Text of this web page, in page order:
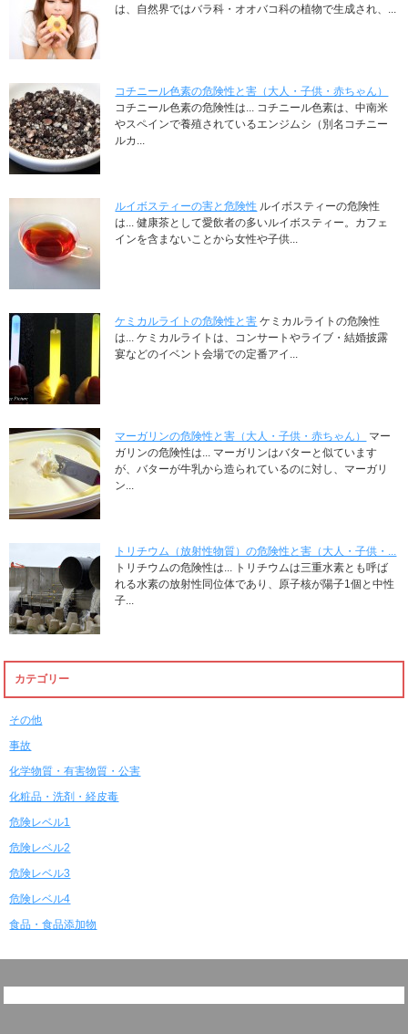
は、自然界ではバラ科・オオバコ科の植物で生成され、...
コチニール色素の危険性と害（大人・子供・赤ちゃん）
コチニール色素の危険性は... コチニール色素は、中南米
やスペインで養殖されているエンジムシ（別名コチニー
ルカ...
ルイボスティーの害と危険性 ルイボスティーの危険性
は... 健康茶として愛飲者の多いルイボスティー。カフェ
インを含まないことから女性や子供...
ケミカルライトの危険性と害 ケミカルライトの危険性
は... ケミカルライトは、コンサートやライブ・結婚披露
宴などのイベント会場での定番アイ...
マーガリンの危険性と害（大人・子供・赤ちゃん）
マー
ガリンの危険性は... マーガリンはバターと似ています
が、バターが牛乳から造られているのに対し、マーガリ
ン...
トリチウム（放射性物質）の危険性と害（大人・子供・...
トリチウムの危険性は... トリチウムは三重水素とも呼ば
れる水素の放射性同位体であり、原子核が陽子1個と中性
子...
カテゴリー
その他
事故
化学物質・有害物質・公害
化粧品・洗剤・経皮毒
危険レベル1
危険レベル2
危険レベル3
危険レベル4
食品・食品添加物